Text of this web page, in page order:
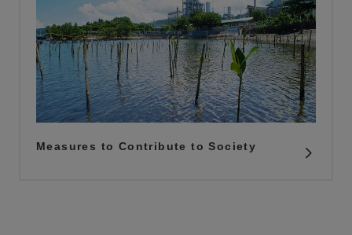
Measures to Contribute to Society